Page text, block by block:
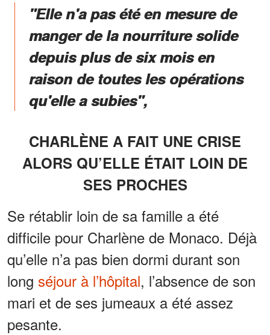
"Elle n'a pas été en mesure de
manger de la nourriture solide
depuis plus de six mois en
raison de toutes les opérations
qu'elle a subies",
CHARLÈNE A FAIT UNE CRISE
ALORS QU’ELLE ÉTAIT LOIN DE
SES PROCHES
Se rétablir loin de sa famille a été
difficile pour Charlène de Monaco. Déjà
qu’elle n’a pas bien dormi durant son
long séjour à l’hôpital, l’absence de son
mari et de ses jumeaux a été assez
pesante.